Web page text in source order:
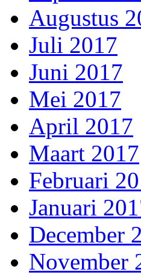
Augustus
Juli 2017
Juni 2017
Mei 2017
April 2017
Maart 2017
Februari
Januari
December
November